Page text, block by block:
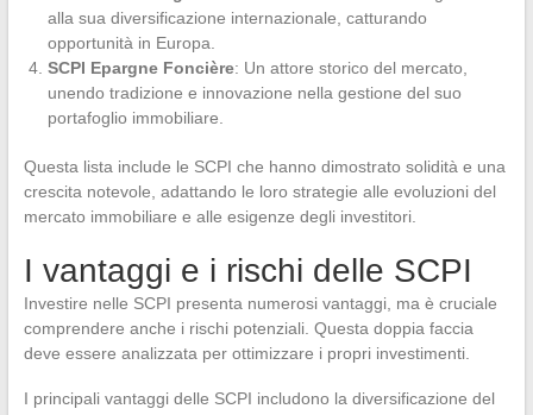
alla sua diversificazione internazionale, catturando
opportunità in Europa.
SCPI Epargne Foncière: Un attore storico del mercato,
unendo tradizione e innovazione nella gestione del suo
portafoglio immobiliare.
Questa lista include le SCPI che hanno dimostrato solidità e una
crescita notevole, adattando le loro strategie alle evoluzioni del
mercato immobiliare e alle esigenze degli investitori.
I vantaggi e i rischi delle SCPI
Investire nelle SCPI presenta numerosi vantaggi, ma è cruciale
comprendere anche i rischi potenziali. Questa doppia faccia
deve essere analizzata per ottimizzare i propri investimenti.
I principali vantaggi delle SCPI includono la diversificazione del